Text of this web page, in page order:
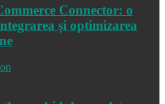
Connector: o
și optimizarea